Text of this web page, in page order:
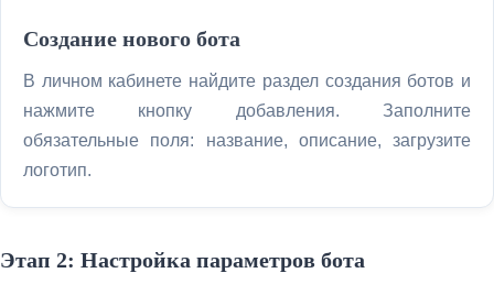
Создание нового бота
В личном кабинете найдите раздел создания ботов и
нажмите кнопку добавления. Заполните
обязательные поля: название, описание, загрузите
логотип.
Этап 2: Настройка параметров бота